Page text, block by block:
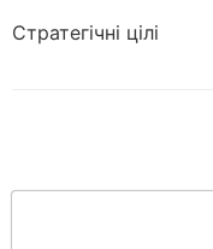
Стратегічні цілі